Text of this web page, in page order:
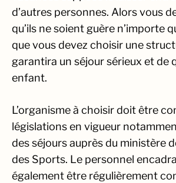
pfz.html
http://coopdonbosco.be/valium-
http://coopdonbosco.be/xanax-
d’autres personnes. Alors vous
qu’ils ne soient guère n’importe
que vous devez choisir une
garantira un séjour sérieux et de
enfant.
L’organisme à choisir doit être
législations en vigueur
des séjours auprès du ministère
des Sports. Le personnel
également être régulièrement